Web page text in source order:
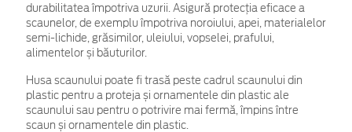
durabilitatea împotriva uzurii. Asigură protecția eficace a
scaunelor, de exemplu împotriva noroiului, apei, materialelor
semi-lichide, grăsimilor, uleiului, vopselei, prafului,
alimentelor și băuturilor.
Husa scaunului poate fi trasă peste cadrul scaunului din
plastic pentru a proteja și ornamentele din plastic ale
scaunului sau pentru o potrivire mai fermă, împins între
scaun și ornamentele din plastic.